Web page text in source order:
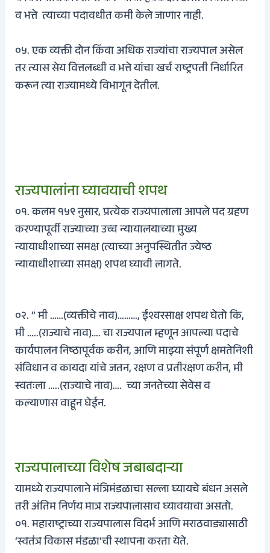
व भत्तेत्याच्या पदावधीत कमी केले जाणार नाही.
०५. एक व्यक्ती दोन किंवा अधिक राज्यांचा राज्यपाल असेल
तर त्यास सेयवित्तलब्धी वभत्ते यांचा खर्च राष्ट्रपती निर्धारित
करून त्या राज्यामध्ये विभागून देतील.
राज्यपालांना घ्यावयाची शपथ
०१. कलम १५९ नुसार, प्रत्येक राज्यपालाला आपले पद ग्रहण
करण्यापूर्वी राज्याच्या उच्च न्यायालयाच्या मुख्य
न्यायाधीशाच्या समक्ष (त्याच्या अनुपस्थितीत ज्येष्ठ
न्यायाधीशाच्या समक्ष) शपथ घ्यावी लागते.
०२. ” मी ……(व्यक्तीचे नाव)………, ईश्वरसाक्ष शपथ घेतो कि,
मी …..(राज्याचे नाव)…. चा राज्यपाल म्हणून आपल्या पदाचे
कार्यपालन निष्ठापूर्वक करीन, आणि माझ्या संपूर्ण क्षमतेनिशी
संविधान व कायदा यांचे जतन, रक्षण व प्रतीरक्षण करीन, मी
स्वतःला…..(राज्याचे नाव)…. च्या जनतेच्या सेवेस व
कल्याणास वाहून घेईन.
राज्यपालाच्या विशेष जबाबदाऱ्या
यामध्ये राज्यपालाने मंत्रिमंडळाचा सल्ला घ्यायचे बंधन असले
तरी अंतिम निर्णय मात्र राज्यपालासाच घ्यावयाचा असतो.
०१. महाराष्ट्राच्या राज्यपालास विदर्भ आणि मराठवाड्यासाठी
‘स्वतंत्र विकास मंडळा’ची स्थापना करता येते.